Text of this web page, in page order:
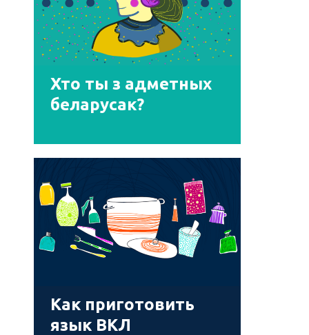
Хто ты з адметных
беларусак?
Как приготовить
язык ВКЛ